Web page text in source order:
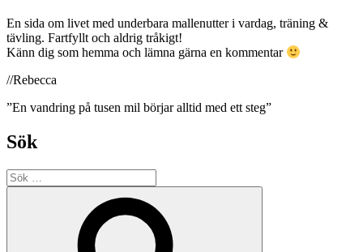
En sida om livet med underbara mallenutter i vardag, träning &
tävling. Fartfyllt och aldrig tråkigt!
Känn dig som hemma och lämna gärna en kommentar
//Rebecca
”En vandring på tusen mil börjar alltid med ett steg”
Sök
Sök
efter: